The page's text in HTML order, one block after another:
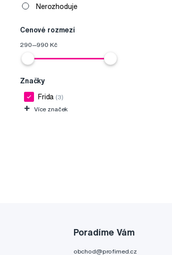
Nerozhoduje
Cenové rozmezí
290—990 Kč
Značky
Frida (3)
+ Více značek
Poradíme Vám
obchod@profimed.cz